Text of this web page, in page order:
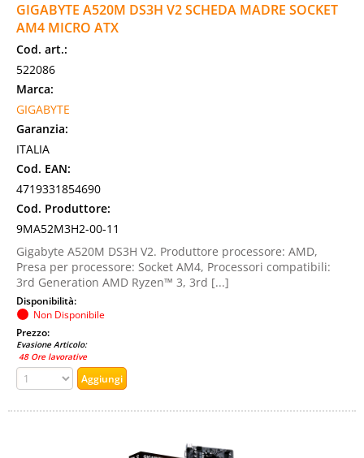
GIGABYTE A520M DS3H V2 SCHEDA MADRE SOCKET
AM4 MICRO ATX
Cod. art.:
522086
Marca:
GIGABYTE
Garanzia:
ITALIA
Cod. EAN:
4719331854690
Cod. Produttore:
9MA52M3H2-00-11
Gigabyte A520M DS3H V2. Produttore processore: AMD,
Presa per processore: Socket AM4, Processori compatibili:
3rd Generation AMD Ryzen™ 3, 3rd [...]
Disponibilità:
Non Disponibile
Prezzo:
Evasione Articolo:
48 Ore lavorative